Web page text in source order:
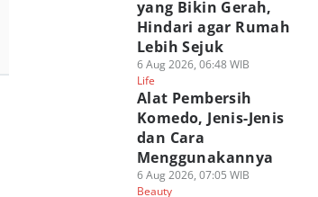
yang Bikin Gerah,
Hindari agar Rumah
Lebih Sejuk
6 Aug 2026, 06:48 WIB
Life
Alat Pembersih
Komedo, Jenis-Jenis
dan Cara
Menggunakannya
6 Aug 2026, 07:05 WIB
Beauty